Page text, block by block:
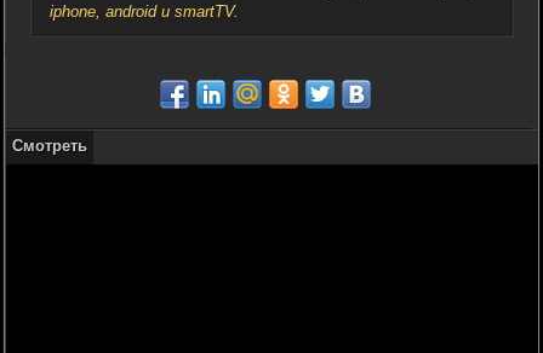
iphone, android и smartTV.
Смотреть